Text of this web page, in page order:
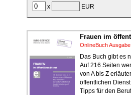
x EUR
Frauen im
OnlineBuch
Das Buch gibt es
Auf 216 Seiten
von A bis Z
öffentlichen
Tipps für den